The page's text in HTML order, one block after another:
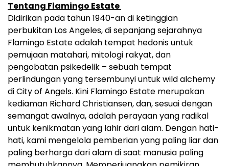
Tentang Flamingo Estate
Didirikan pada tahun 1940-an di ketinggian
perbukitan Los Angeles, di sepanjang sejarahnya
Flamingo Estate adalah tempat hedonis untuk
pemujaan matahari, mitologi rakyat, dan
pengobatan psikedelik – sebuah tempat
perlindungan yang tersembunyi untuk wild alchemy
di City of Angels. Kini Flamingo Estate merupakan
kediaman Richard Christiansen, dan, sesuai dengan
semangat awalnya, adalah perayaan yang radikal
untuk kenikmatan yang lahir dari alam. Dengan hati-
hati, kami mengelola pemberian yang paling liar dan
paling berharga dari alam di saat manusia paling